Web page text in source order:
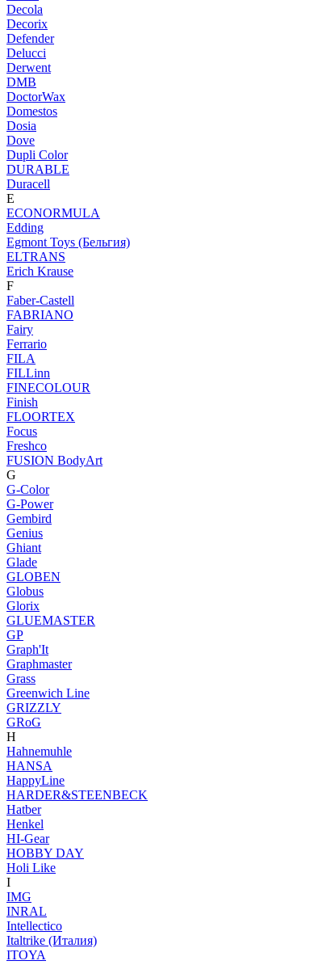
Decola
Decorix
Defender
Delucci
Derwent
DMB
DoctorWax
Domestos
Dosia
Dove
Dupli Color
DURABLE
Duracell
E
ECONORMULA
Edding
Egmont Toys (Бельгия)
ELTRANS
Erich Krause
F
Faber-Castell
FABRIANO
Fairy
Ferrario
FILA
FILLinn
FINECOLOUR
Finish
FLOORTEX
Focus
Freshco
FUSION BodyArt
G
G-Color
G-Power
Gembird
Genius
Ghiant
Glade
GLOBEN
Globus
Glorix
GLUEMASTER
GP
Graph'It
Graphmaster
Grass
Greenwich Line
GRIZZLY
GRoG
H
Hahnemuhle
HANSA
HappyLine
HARDER&STEENBECK
Hatber
Henkel
HI-Gear
HOBBY DAY
Holi Like
I
IMG
INRAL
Intellectico
Italtrike (Италия)
ITOYA